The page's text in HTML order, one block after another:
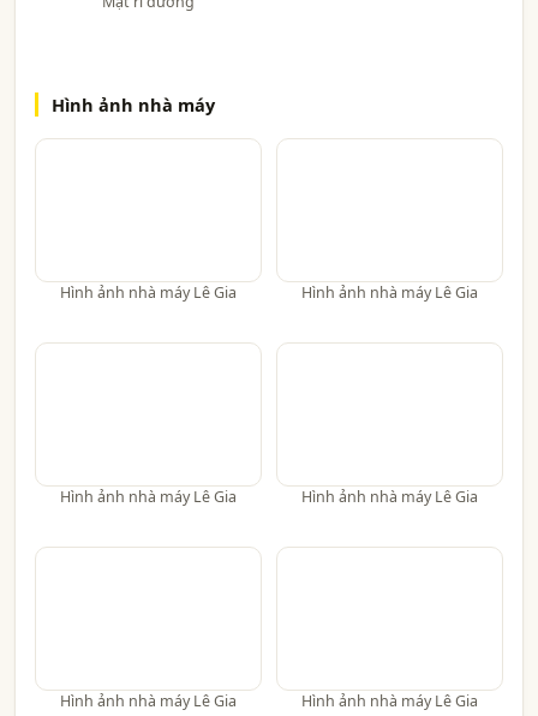
Hình ảnh nhà máy
Hình ảnh nhà máy Lê Gia Hình ảnh nhà máy Lê Gia
Hình ảnh nhà máy Lê Gia Hình ảnh nhà máy Lê Gia
Hình ảnh nhà máy Lê Gia Hình ảnh nhà máy Lê Gia